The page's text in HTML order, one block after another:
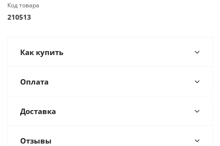
Код товара
210513
Как купить
Оплата
Доставка
Отзывы